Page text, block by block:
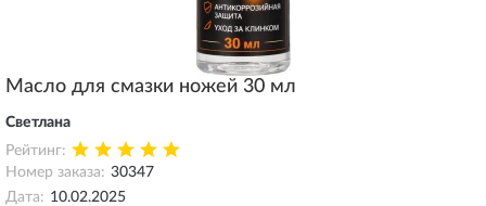
Масло для смазки ножей 30 мл
Светлана
Рейтинг:
Номер заказа: 30347
Дата: 10.02.2025